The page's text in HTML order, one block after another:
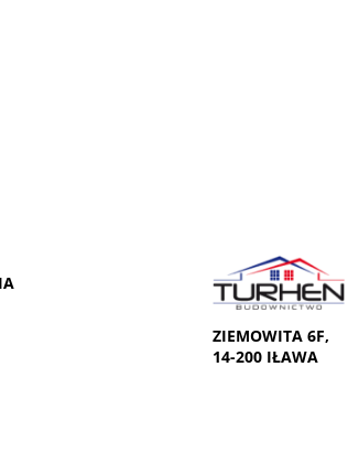
ZIEMOWITA 6F,
14-200 IŁAWA